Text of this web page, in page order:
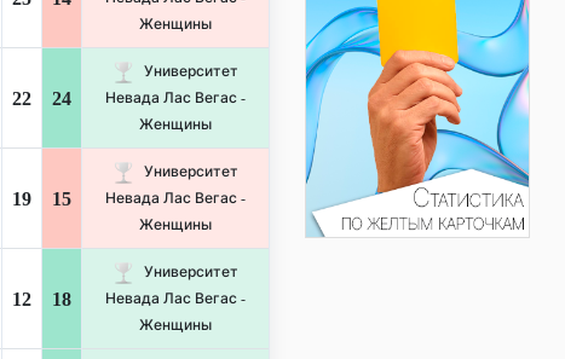
Женщины
22 24
Университет
Невада Лас Вегас -
Женщины
19 15
Университет
Невада Лас Вегас -
Женщины
12 18
Университет
Невада Лас Вегас -
Женщины